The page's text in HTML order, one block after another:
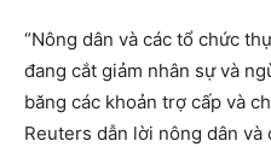
“Nông dân và các tổ chức
đang cắt giảm nhân sự và
băng các khoản trợ cấp và
Reuters dẫn lời nông dân